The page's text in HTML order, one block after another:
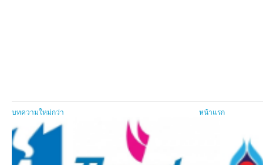
บทความใหม่กว่า หน้าแรก